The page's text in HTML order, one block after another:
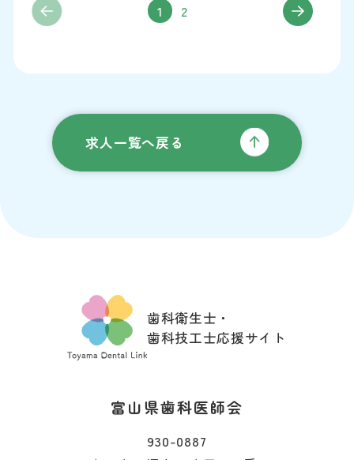
1 2
求人一覧へ戻る
歯科衛生士・
歯科技工士応援サイト
富山県歯科医師会
930-0887